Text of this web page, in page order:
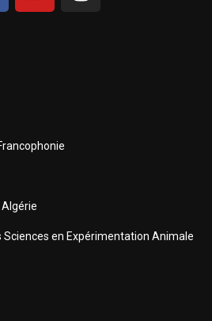
en Expérimentation Animale